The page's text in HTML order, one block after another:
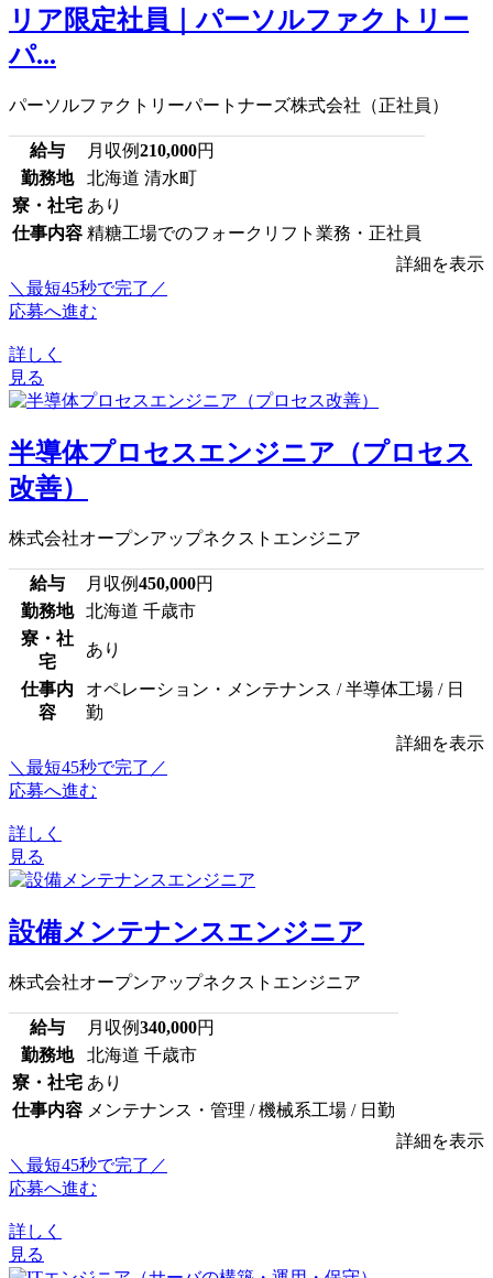
リア限定社員｜パーソルファクトリー
パ...
パーソルファクトリーパートナーズ株式会社（正社員）
給与 月収例210,000円
勤務地
北海道 清水町
寮・社宅 あり
仕事内容 精糖工場でのフォークリフト業務・正社員
詳細を表示
＼最短45秒で完了／
応募へ進む
詳しく
見る
半導体プロセスエンジニア（プロセス
改善）
株式会社オープンアップネクストエンジニア
給与 月収例450,000円
勤務地
北海道 千歳市
寮・社
宅
あり
仕事内
容
オペレーション・メンテナンス / 半導体工場 / 日
勤
詳細を表示
＼最短45秒で完了／
応募へ進む
詳しく
見る
設備メンテナンスエンジニア
株式会社オープンアップネクストエンジニア
給与 月収例340,000円
勤務地
北海道 千歳市
寮・社宅 あり
仕事内容 メンテナンス・管理 / 機械系工場 / 日勤
詳細を表示
＼最短45秒で完了／
応募へ進む
詳しく
見る